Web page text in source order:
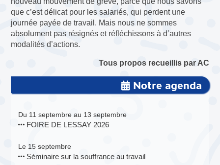
que c’est délicat pour les salariés, qui perdent une
journée payée de travail. Mais nous ne sommes
absolument pas résignés et réfléchissons à d’autres
modalités d’actions.
Tous propos recueillis par AC
Notre agenda
Du 11 septembre au 13 septembre
FOIRE DE LESSAY 2026
Le 15 septembre
Séminaire sur la souffrance au travail